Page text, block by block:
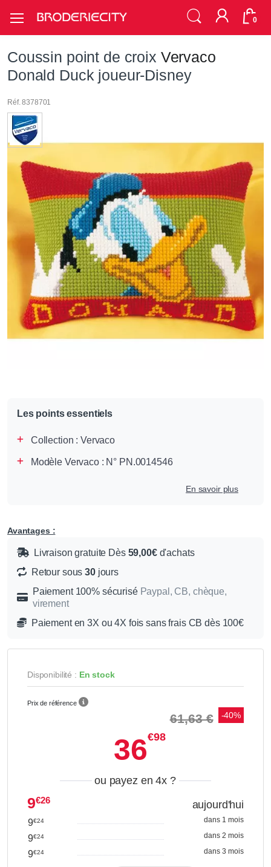
0
Coussin point de croix Vervaco
Donald Duck joueur-Disney
Réf. 8378701
Les points essentiels
Collection : Vervaco
Modèle Vervaco : N° PN.0014546
En savoir plus
Avantages :
Livraison gratuite Dès 59,00€d'achats
Retour sous30jours
Paiement 100% sécurisé Paypal, CB, chèque,
virement
Paiement en 3X ou 4X fois sans frais CB dès 100€
Disponibilité : En stock
Prix de référence
61,63 € -40%
36€98
ou payez en 4x ?
9€26 aujourd'hui
9€24 dans 1 mois
9€24 dans 2 mois
9€24 dans 3 mois